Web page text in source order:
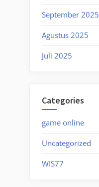
September 2025
Agustus 2025
Juli 2025
Categories
game online
Uncategorized
WIS77